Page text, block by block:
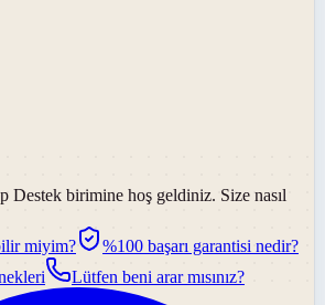
Destek birimine hoş geldiniz. Size nasıl
miyim?
%100 başarı garantisi nedir?
Lütfen beni arar mısınız?